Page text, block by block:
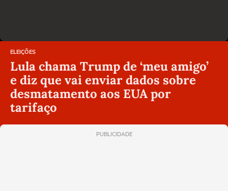
ELEIÇÕES
Lula chama Trump de ‘meu amigo’
e diz que vai enviar dados sobre
desmatamento aos EUA por
tarifaço
PUBLICIDADE